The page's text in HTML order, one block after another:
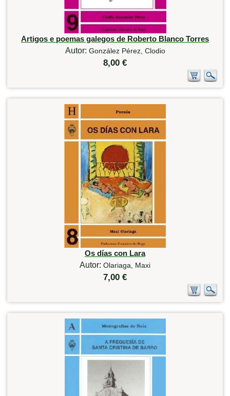
Artigos e poemas galegos de Roberto Blanco Torres
Autor: González Pérez, Clodio
8,00 €
Os días con Lara
Autor: Olariaga, Maxi
7,00 €